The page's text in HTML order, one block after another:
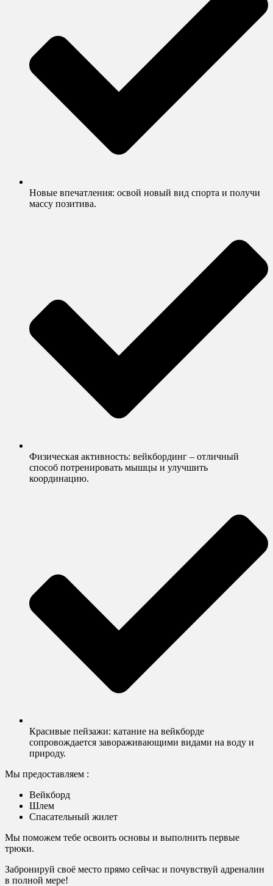
Новые впечатления: освой новый вид спорта и получи
массу позитива.
Физическая активность: вейкбординг – отличный
способ потренировать мышцы и улучшить
координацию.
Красивые пейзажи: катание на вейкборде
сопровождается завораживающими видами на воду и
природу.
Мы предоставляем :
Вейкборд
Шлем
Спасательный жилет
Мы поможем тебе освоить основы и выполнить первые
трюки.
Забронируй своё место прямо сейчас и почувствуй адреналин
в полной мере!